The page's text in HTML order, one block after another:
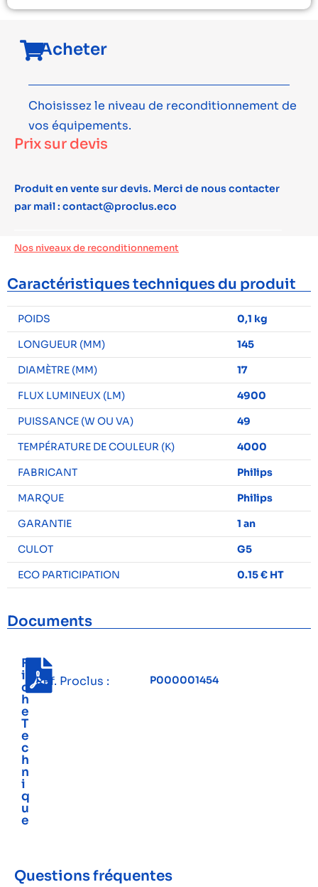
Acheter
Choisissez le niveau de reconditionnement de
vos équipements.
Prix sur devis
Produit en vente sur devis. Merci de nous contacter
par mail : contact@proclus.eco
Nos niveaux de reconditionnement
Caractéristiques techniques du produit
POIDS
0,1 kg
LONGUEUR (MM)
145
DIAMÈTRE (MM)
17
FLUX LUMINEUX (LM)
4900
PUISSANCE (W OU VA)
49
TEMPÉRATURE DE COULEUR (K)
4000
FABRICANT
Philips
MARQUE
Philips
GARANTIE
1 an
CULOT
G5
ECO PARTICIPATION
0.15 € HT
Documents
F
i
c
h
e
T
e
c
h
n
i
q
u
e
Réf. Proclus : P000001454
Questions fréquentes